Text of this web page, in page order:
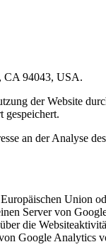
CA 94043, USA.
der Website
gespeichert.
an der Analyse
Union
Server von
die
Google Analytics